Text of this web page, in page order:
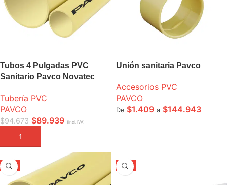
Tubos 4 Pulgadas PVC
Sanitario Pavco Novatec
Tubería PVC
PAVCO
$94.673 $89.939 (incl. IVA)
AÑADIR A LA CESTA
Unión sanitaria Pavco
Accesorios PVC
PAVCO
De $1.409 a $144.943
-5% -5%